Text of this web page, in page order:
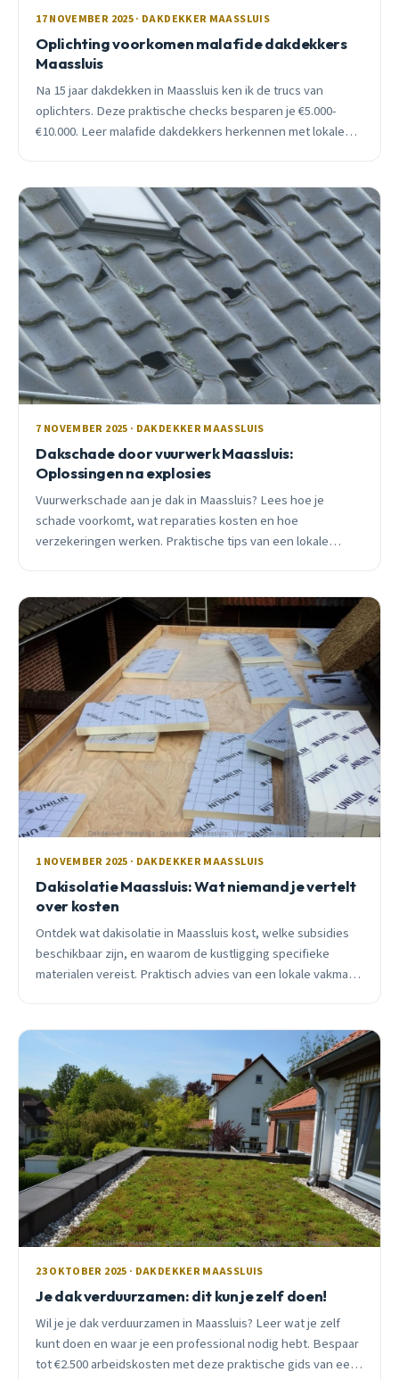
17 NOVEMBER 2025 · DAKDEKKER MAASSLUIS
Oplichting voorkomen malafide dakdekkers
Maassluis
Na 15 jaar dakdekken in Maassluis ken ik de trucs van
oplichters. Deze praktische checks besparen je €5.000-
€10.000. Leer malafide dakdekkers herkennen met lokale
7 NOVEMBER 2025 · DAKDEKKER MAASSLUIS
Dakschade door vuurwerk Maassluis:
Oplossingen na explosies
Vuurwerkschade aan je dak in Maassluis? Lees hoe je
schade voorkomt, wat reparaties kosten en hoe
verzekeringen werken. Praktische tips van een lokale
1 NOVEMBER 2025 · DAKDEKKER MAASSLUIS
Dakisolatie Maassluis: Wat niemand je vertelt
over kosten
Ontdek wat dakisolatie in Maassluis kost, welke subsidies
beschikbaar zijn, en waarom de kustligging specifieke
materialen vereist. Praktisch advies van een lokale vakman
23 OKTOBER 2025 · DAKDEKKER MAASSLUIS
Je dak verduurzamen: dit kun je zelf doen!
Wil je je dak verduurzamen in Maassluis? Leer wat je zelf
kunt doen en waar je een professional nodig hebt. Bespaar
tot €2.500 arbeidskosten met deze praktische gids van een